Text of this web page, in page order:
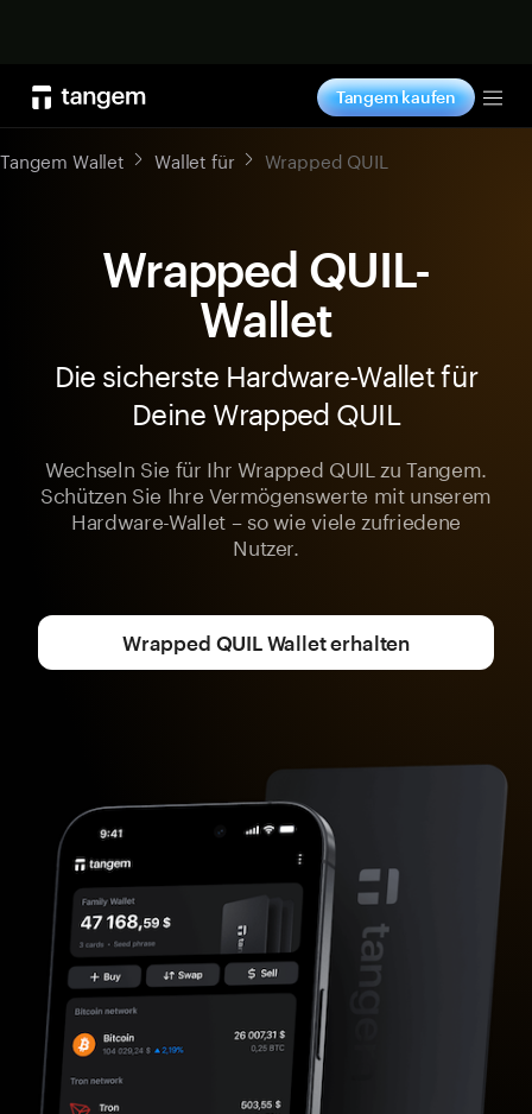
Tangem kaufen
Tangem Wallet Wallet für Wrapped QUIL
Wrapped QUIL-
Wallet
Die sicherste Hardware-Wallet für
Deine Wrapped QUIL
Wechseln Sie für Ihr Wrapped QUIL zu Tangem.
Schützen Sie Ihre Vermögenswerte mit unserem
Hardware-Wallet – so wie viele zufriedene
Nutzer.
Wrapped QUIL Wallet erhalten